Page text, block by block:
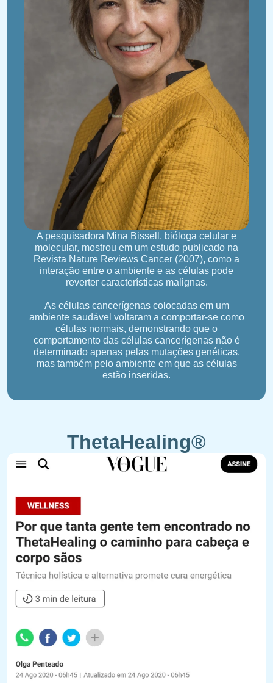
A pesquisadora Mina Bissell, bióloga celular e
molecular, mostrou em um estudo publicado na
Revista Nature Reviews Cancer (2007), como a
interação entre o ambiente e as células pode
reverter características malignas.
As células cancerígenas colocadas em um
ambiente saudável voltaram a comportar-se como
células normais, demonstrando que o
comportamento das células cancerígenas não é
determinado apenas pelas mutações genéticas,
mas também pelo ambiente em que as células
estão inseridas.
ThetaHealing®